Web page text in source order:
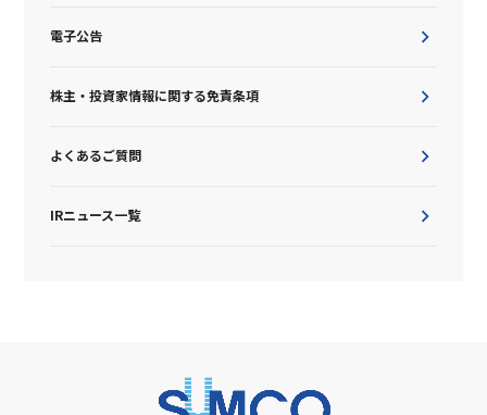
電子公告
株主・投資家情報に関する免責条項
よくあるご質問
IRニュース一覧